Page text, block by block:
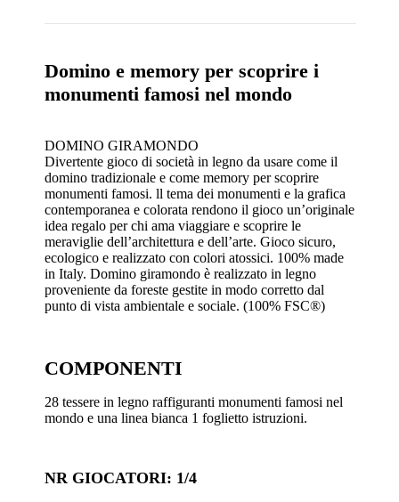
Domino e memory per scoprire i
monumenti famosi nel mondo
DOMINO GIRAMONDO
Divertente gioco di società in legno da usare come il
domino tradizionale e come memory per scoprire
monumenti famosi. ll tema dei monumenti e la grafica
contemporanea e colorata rendono il gioco un’originale
idea regalo per chi ama viaggiare e scoprire le
meraviglie dell’architettura e dell’arte. Gioco sicuro,
ecologico e realizzato con colori atossici. 100% made
in Italy. Domino giramondo è realizzato in legno
proveniente da foreste gestite in modo corretto dal
punto di vista ambientale e sociale. (100% FSC®)
COMPONENTI
28 tessere in legno raffiguranti monumenti famosi nel
mondo e una linea bianca 1 foglietto istruzioni.
NR GIOCATORI: 1/4